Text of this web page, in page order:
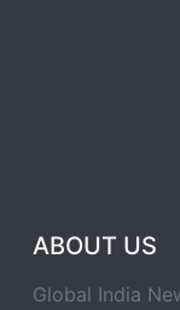
ABOUT US
Global India